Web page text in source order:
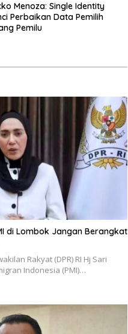
Menoza: Single Identity
Perbaikan Data Pemilih
Pemilu
di Lombok Jangan Berangkat
Rakyat (DPR) RI Hj Sari
Indonesia (PMI)…